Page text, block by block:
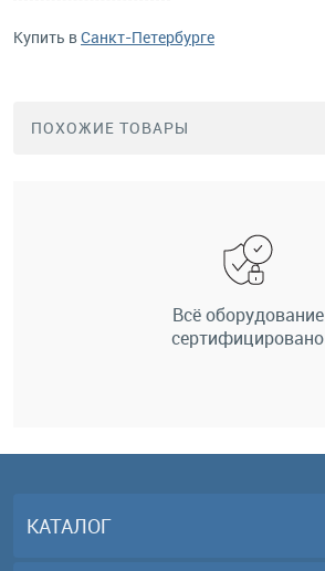
Купить вСанкт-Петербурге
ПОХОЖИЕ ТОВАРЫ
Всё оборудование
сертифицировано
КАТАЛОГ